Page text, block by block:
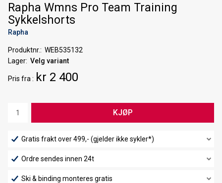
Rapha Wmns Pro Team Training
Sykkelshorts
Rapha
Produktnr.
WEB535132
Lager Velg variant
Pris fra kr 2 400
KJØP
Gratis frakt over 499,- (gjelder ikke sykler*)
Ordre sendes innen 24t
Ski & binding monteres gratis